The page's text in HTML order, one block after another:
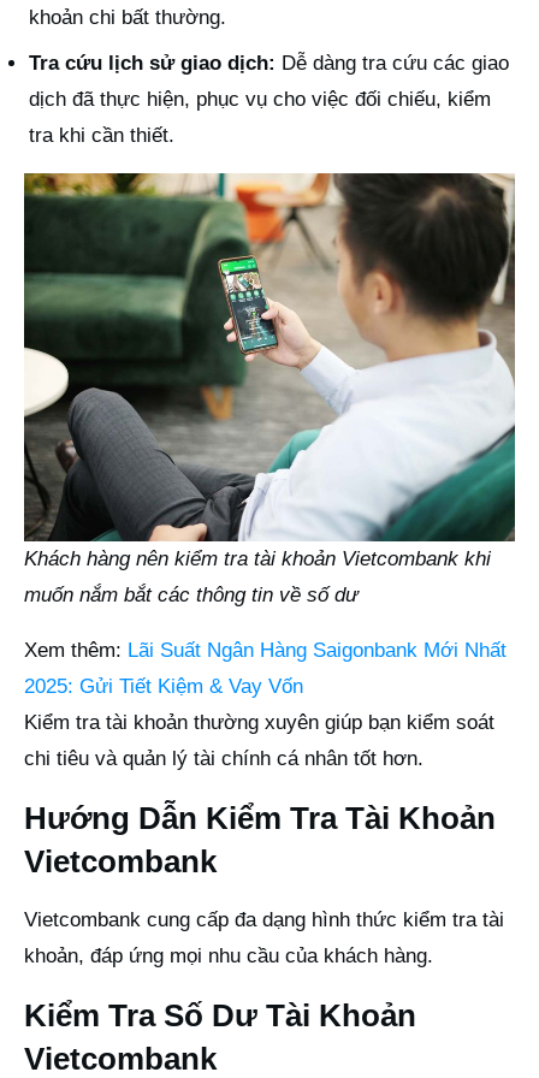
khoản chi bất thường.
Tra cứu lịch sử giao dịch: Dễ dàng tra cứu các giao
dịch đã thực hiện, phục vụ cho việc đối chiếu, kiểm
tra khi cần thiết.
Khách hàng nên kiểm tra tài khoản Vietcombank khi
muốn nắm bắt các thông tin về số dư
Xem thêm: Lãi Suất Ngân Hàng Saigonbank Mới Nhất
2025: Gửi Tiết Kiệm & Vay Vốn
Kiểm tra tài khoản thường xuyên giúp bạn kiểm soát
chi tiêu và quản lý tài chính cá nhân tốt hơn.
Hướng Dẫn Kiểm Tra Tài Khoản
Vietcombank
Vietcombank cung cấp đa dạng hình thức kiểm tra tài
khoản, đáp ứng mọi nhu cầu của khách hàng.
Kiểm Tra Số Dư Tài Khoản
Vietcombank